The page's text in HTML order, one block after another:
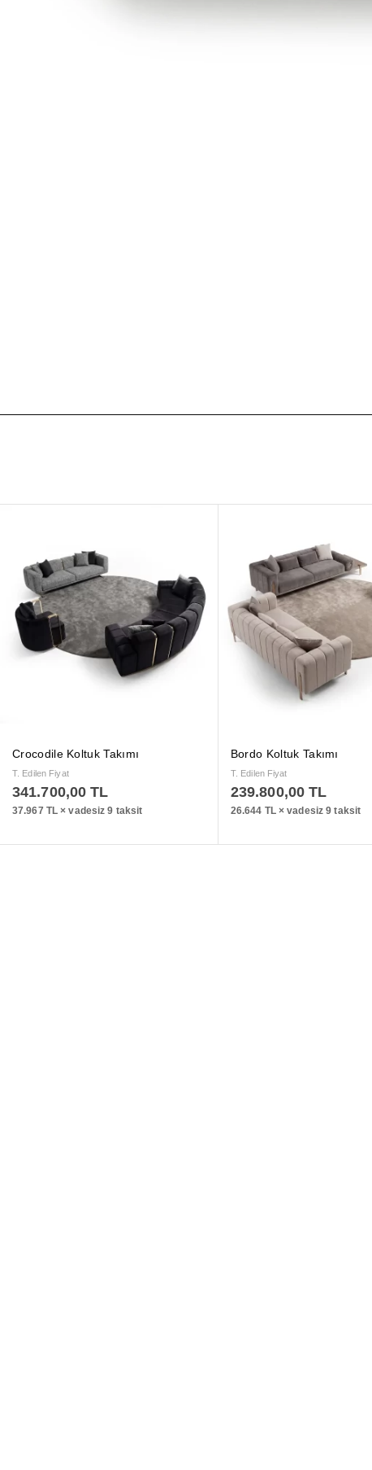
Crocodile Koltuk Takımı
T. Edilen Fiyat
341.700,00 TL
37.967 TL × vadesiz 9 taksit
Bordo Koltuk Takımı
T. Edilen Fiyat
239.800,00 TL
26.644 TL × vadesiz 9 taksit